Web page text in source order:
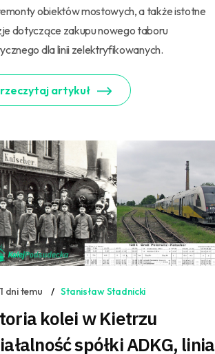
obiektów mostowych, a także istotne
dotyczące zakupu nowego taboru
dla linii zelektryfikowanych.
artykuł
dni temu Stanisław Stadnicki
kolei w Kietrzu
spółki ADKG, linia